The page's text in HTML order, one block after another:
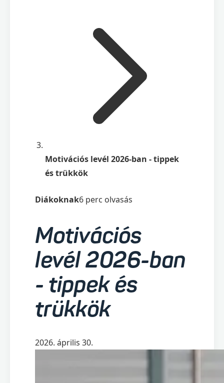
Motivációs levél 2026-ban - tippek
és trükkök
Diákoknak6 perc olvasás
Motivációs
levél 2026-ban
- tippek és
trükkök
2026. április 30.